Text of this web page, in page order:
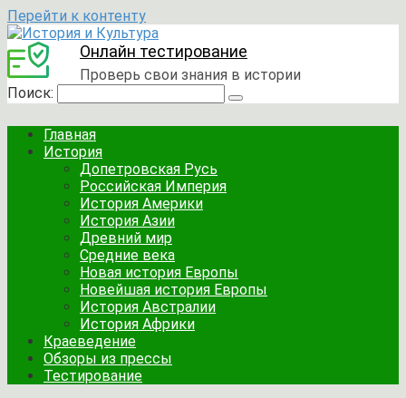
Перейти к контенту
Онлайн тестирование
Проверь свои знания в истории
Поиск:
Главная
История
Допетровская Русь
Российская Империя
История Америки
История Азии
Древний мир
Средние века
Новая история Европы
Новейшая история Европы
История Австралии
История Африки
Краеведение
Обзоры из прессы
Тестирование